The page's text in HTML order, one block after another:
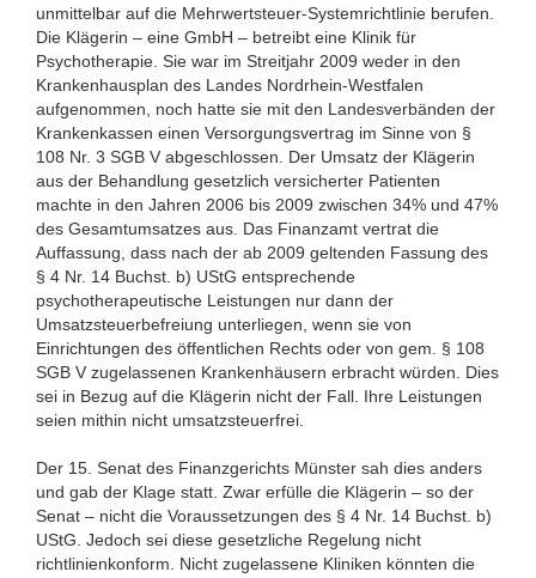
unmittelbar auf die Mehrwertsteuer-Systemrichtlinie berufen.
Die Klägerin – eine GmbH – betreibt eine Klinik für
Psychotherapie. Sie war im Streitjahr 2009 weder in den
Krankenhausplan des Landes Nordrhein-Westfalen
aufgenommen, noch hatte sie mit den Landesverbänden der
Krankenkassen einen Versorgungsvertrag im Sinne von §
108 Nr. 3 SGB V abgeschlossen. Der Umsatz der Klägerin
aus der Behandlung gesetzlich versicherter Patienten
machte in den Jahren 2006 bis 2009 zwischen 34% und 47%
des Gesamtumsatzes aus. Das Finanzamt vertrat die
Auffassung, dass nach der ab 2009 geltenden Fassung des
§ 4 Nr. 14 Buchst. b) UStG entsprechende
psychotherapeutische Leistungen nur dann der
Umsatzsteuerbefreiung unterliegen, wenn sie von
Einrichtungen des öffentlichen Rechts oder von gem. § 108
SGB V zugelassenen Krankenhäusern erbracht würden. Dies
sei in Bezug auf die Klägerin nicht der Fall. Ihre Leistungen
seien mithin nicht umsatzsteuerfrei.
Der 15. Senat des Finanzgerichts Münster sah dies anders
und gab der Klage statt. Zwar erfülle die Klägerin – so der
Senat – nicht die Voraussetzungen des § 4 Nr. 14 Buchst. b)
UStG. Jedoch sei diese gesetzliche Regelung nicht
richtlinienkonform. Nicht zugelassene Kliniken könnten die